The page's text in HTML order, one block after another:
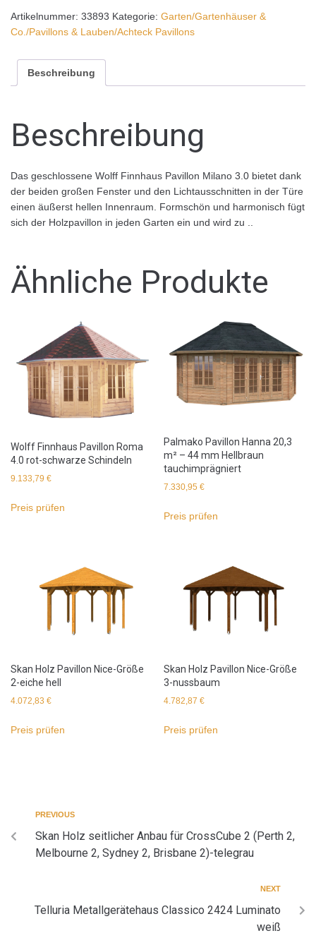
Artikelnummer: 33893 Kategorie: Garten/Gartenhäuser &
Co./Pavillons & Lauben/Achteck Pavillons
Beschreibung
Beschreibung
Das geschlossene Wolff Finnhaus Pavillon Milano 3.0 bietet dank
der beiden großen Fenster und den Lichtausschnitten in der Türe
einen äußerst hellen Innenraum. Formschön und harmonisch fügt
sich der Holzpavillon in jeden Garten ein und wird zu ..
Ähnliche Produkte
Wolff Finnhaus Pavillon Roma
4.0 rot-schwarze Schindeln
9.133,79 €
Preis prüfen
Palmako Pavillon Hanna 20,3
m² – 44 mm Hellbraun
tauchimprägniert
7.330,95€
Preis prüfen
Skan Holz Pavillon Nice-Größe
2-eiche hell
4.072,83 €
Preis prüfen
Skan Holz Pavillon Nice-Größe
3-nussbaum
4.782,87€
Preis prüfen
PREVIOUS
Skan Holz seitlicher Anbau für CrossCube 2 (Perth 2,
Melbourne 2, Sydney 2, Brisbane 2)-telegrau
NEXT
Telluria Metallgerätehaus Classico 2424 Luminato
weiß